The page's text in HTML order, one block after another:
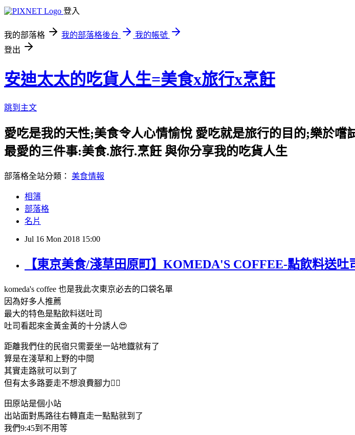
登入
我的部落格 我的部落格後台
我的帳號
登出
安迪太太的吃貨人生=美食x旅行x烹飪
跳到主文
愛吃是我的天性;美食令人心情愉悅 愛吃就是旅行的目的;樂於
最愛的三件事:美食.旅行.烹飪 與你分享我的吃貨人生
部落格全站分類： 美食情報
相簿
部落格
名片
Jul 16 Mon 2018 15:00
【東京美食/淺草田原町】KOMEDA'S COFFEE-點飲料送吐
komeda's coffee 也是我此次東京必去的口袋名單
因為好多人推薦
最大的特色是點飲料送吐司
吐司看起來金黃金黃的十分誘人😍
距離我們住的民宿只需要坐一站地鐡就有了
算是在淺草和上野的中間
其實走路就可以到了
但有太多路要走不想浪費腳力🚶‍♂️
田原站是個小站
出站面對馬路往右轉直走一點點就到了
我們9:45到不用等